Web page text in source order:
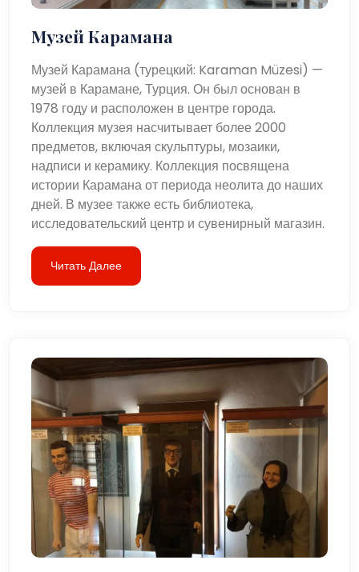
Музей Карамана
Музей Карамана (турецкий: Karaman Müzesi) —
музей в Карамане, Турция. Он был основан в
1978 году и расположен в центре города.
Коллекция музея насчитывает более 2000
предметов, включая скульптуры, мозаики,
надписи и керамику. Коллекция посвящена
истории Карамана от периода неолита до наших
дней. В музее также есть библиотека,
исследовательский центр и сувенирный магазин.
Читать Далее